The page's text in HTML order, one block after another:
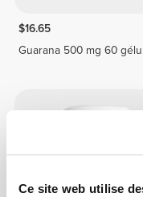
Ce site web utilise
$16.65
Guarana 500 mg 60